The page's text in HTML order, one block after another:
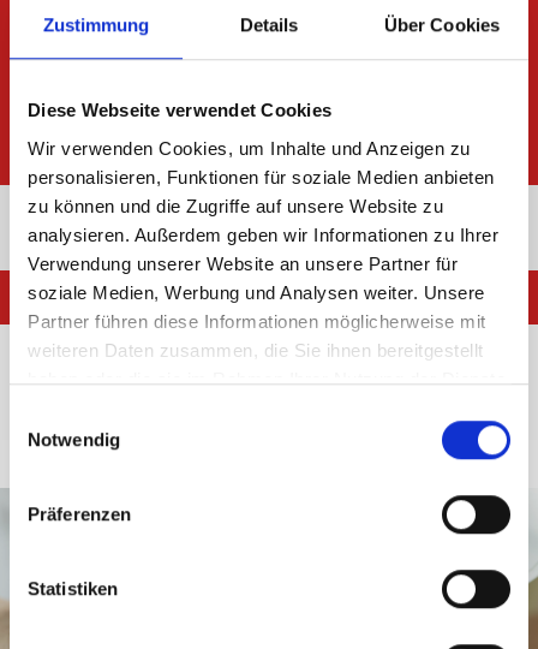
Zustimmung Details Über Cookies
Diese Webseite verwendet Cookies
Wir verwenden Cookies, um Inhalte und Anzeigen zu
personalisieren, Funktionen für soziale Medien anbieten
zu können und die Zugriffe auf unsere Website zu
analysieren. Außerdem geben wir Informationen zu Ihrer
Verwendung unserer Website an unsere Partner für
soziale Medien, Werbung und Analysen weiter. Unsere
Partner führen diese Informationen möglicherweise mit
weiteren Daten zusammen, die Sie ihnen bereitgestellt
haben oder die sie im Rahmen Ihrer Nutzung der Dienste
Notwendig
Präferenzen
Statistiken
Großhändler?
Wir helfen bei Problemen und Fragen!
JETZT KONTAKTIEREN!
Aktuelle Neuigkeiten